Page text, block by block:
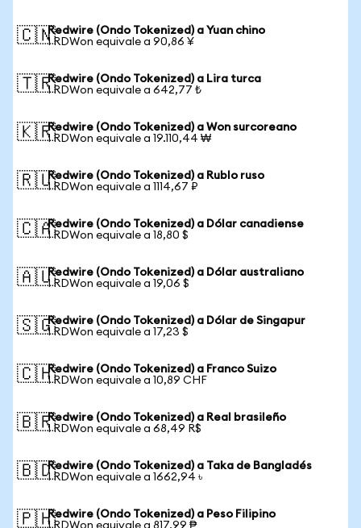
🇨🇳Redwire (Ondo Tokenized) a Yuan chino
1 RDWon equivale a 90,86 ¥
🇹🇷Redwire (Ondo Tokenized) a Lira turca
1 RDWon equivale a 642,77 ₺
🇰🇷Redwire (Ondo Tokenized) a Won surcoreano
1 RDWon equivale a 19.110,44 ₩
🇷🇺Redwire (Ondo Tokenized) a Rublo ruso
1 RDWon equivale a 1114,67 ₽
🇨🇦Redwire (Ondo Tokenized) a Dólar canadiense
1 RDWon equivale a 18,80 $
🇦🇺Redwire (Ondo Tokenized) a Dólar australiano
1 RDWon equivale a 19,06 $
🇸🇬Redwire (Ondo Tokenized) a Dólar de Singapur
1 RDWon equivale a 17,23 $
🇨🇭Redwire (Ondo Tokenized) a Franco Suizo
1 RDWon equivale a 10,89 CHF
🇧🇷Redwire (Ondo Tokenized) a Real brasileño
1 RDWon equivale a 68,49 R$
🇧🇩Redwire (Ondo Tokenized) a Taka de Bangladés
1 RDWon equivale a 1662,94 ৳
🇵🇭Redwire (Ondo Tokenized) a Peso Filipino
1 RDWon equivale a 817,99 ₱